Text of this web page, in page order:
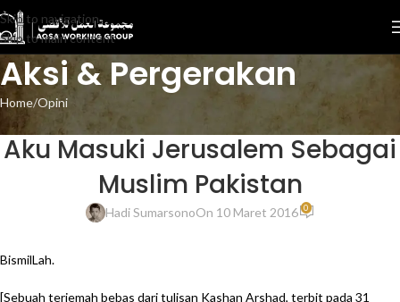
Skip to navigation
Skip to main content
Aksi & Pergerakan
Home Opini
OPINI
Aku Masuki Jerusalem Sebagai
Muslim Pakistan
Hadi SumarsonoOn 10 Maret 2016 0
BismilLah.
[Sebuah terjemah bebas dari tulisan Kashan Arshad, terbit pada 31